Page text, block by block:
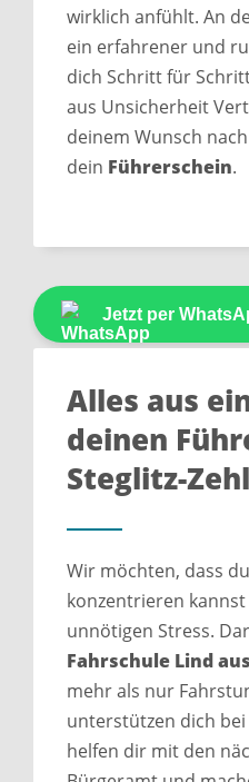
wirklich anfühlt. An
ein erfahrener und
dich Schritt für
aus Unsicherheit
deinem Wunsch
dein Führerschein.
Jetzt per
Alles aus
deinen
Steglitz-
Wir möchten, dass
konzentrieren
unnötigen Stress.
Fahrschule Lind
mehr als nur
unterstützen dich
helfen dir mit den